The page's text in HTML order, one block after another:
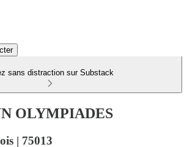
sans distraction sur Substack
OLYMPIADES
| 75013